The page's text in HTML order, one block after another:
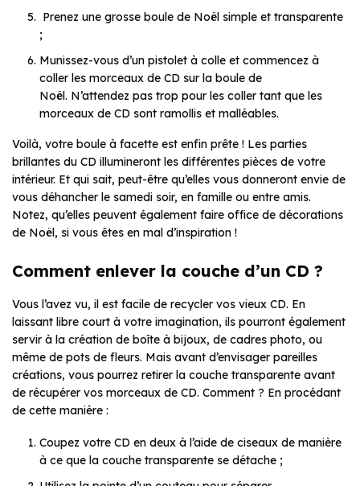
Prenez une grosse boule de Noël simple et transparente
;
Munissez-vous d’un pistolet à colle et commencez à
coller les morceaux de CD sur la boule de
Noël. N’attendez pas trop pour les coller tant que les
morceaux de CD sont ramollis et malléables.
Voilà, votre boule à facette est enfin prête ! Les parties
brillantes du CD illumineront les différentes pièces de votre
intérieur. Et qui sait, peut-être qu’elles vous donneront envie de
vous déhancher le samedi soir, en famille ou entre amis.
Notez, qu’elles peuvent également faire office de décorations
de Noël, si vous êtes en mal d’inspiration !
Comment enlever la couche d’un CD ?
Vous l’avez vu, il est facile de recycler vos vieux CD. En
laissant libre court à votre imagination, ils pourront également
servir à la création de boîte à bijoux, de cadres photo, ou
même de pots de fleurs. Mais avant d’envisager pareilles
créations, vous pourrez retirer la couche transparente avant
de récupérer vos morceaux de CD. Comment ? En procédant
de cette manière :
Coupez votre CD en deux à l’aide de ciseaux de manière
à ce que la couche transparente se détache ;